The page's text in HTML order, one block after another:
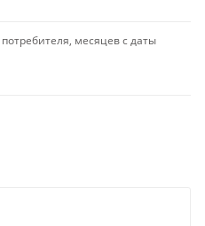
месяцев с даты